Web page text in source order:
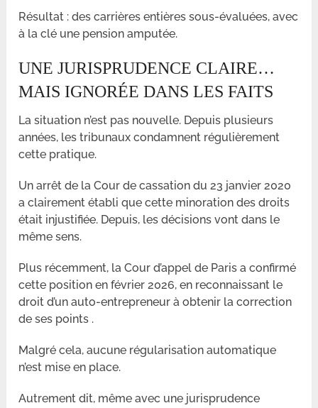
Résultat : des carrières entières sous-évaluées, avec
à la clé une pension amputée.
UNE JURISPRUDENCE CLAIRE…
MAIS IGNORÉE DANS LES FAITS
La situation n’est pas nouvelle. Depuis plusieurs
années, les tribunaux condamnent régulièrement
cette pratique.
Un arrêt de la Cour de cassation du 23 janvier 2020
a clairement établi que cette minoration des droits
était injustifiée. Depuis, les décisions vont dans le
même sens.
Plus récemment, la Cour d’appel de Paris a confirmé
cette position en février 2026, en reconnaissant le
droit d’un auto-entrepreneur à obtenir la correction
de ses points .
Malgré cela, aucune régularisation automatique
n’est mise en place.
Autrement dit, même avec une jurisprudence